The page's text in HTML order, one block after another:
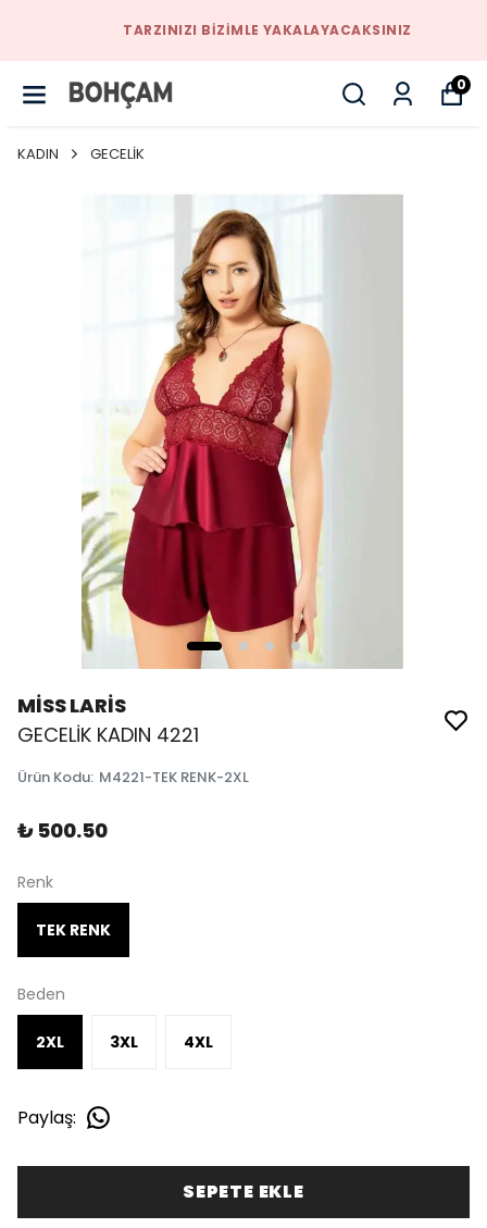
TARZINIZI BIZIMLE YAKALAYACAKSINIZ
0
KADIN GECELİK
MİSS LARİS
GECELİK KADIN 4221
Ürün Kodu: M4221-TEK RENK-2XL
₺ 500.50
Renk
TEK RENK
Beden
2XL 3XL 4XL
Paylaş:
SEPETE EKLE